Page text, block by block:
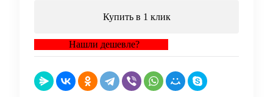
Купить в 1 клик
Нашли дешевле?